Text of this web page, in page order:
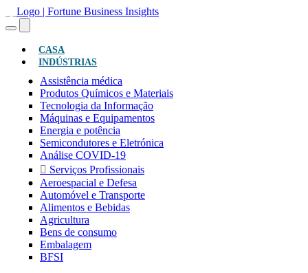
CASA
INDÚSTRIAS
Assistência médica
Produtos Químicos e Materiais
Tecnologia da Informação
Máquinas e Equipamentos
Energia e potência
Semicondutores e Eletrónica
Análise COVID-19
Serviços Profissionais
Aeroespacial e Defesa
Automóvel e Transporte
Alimentos e Bebidas
Agricultura
Bens de consumo
Embalagem
BFSI